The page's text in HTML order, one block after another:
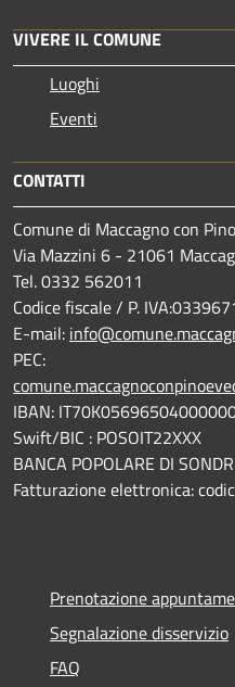
VIVERE IL COMUNE
Luoghi
Eventi
CONTATTI
Comune di Maccagno con
Via Mazzini 6 - 21061
Tel. 0332 562011
Codice fiscale / P.
E-mail:
PEC:
IBAN:
Swift/BIC : POSOIT22XXX
BANCA POPOLARE DI
Fatturazione elettronica:
Prenotazione
Segnalazione disservizio
FAQ